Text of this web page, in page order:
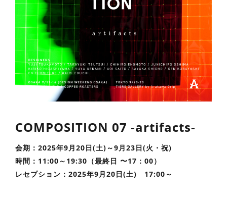
COMPOSITION 07 -artifacts-
会期：2025年9月20日(土)～9月23日(火・祝)
時間：11:00～19:30（最終日 〜17：00）
レセプション：2025年9月20日(土) 17:00～